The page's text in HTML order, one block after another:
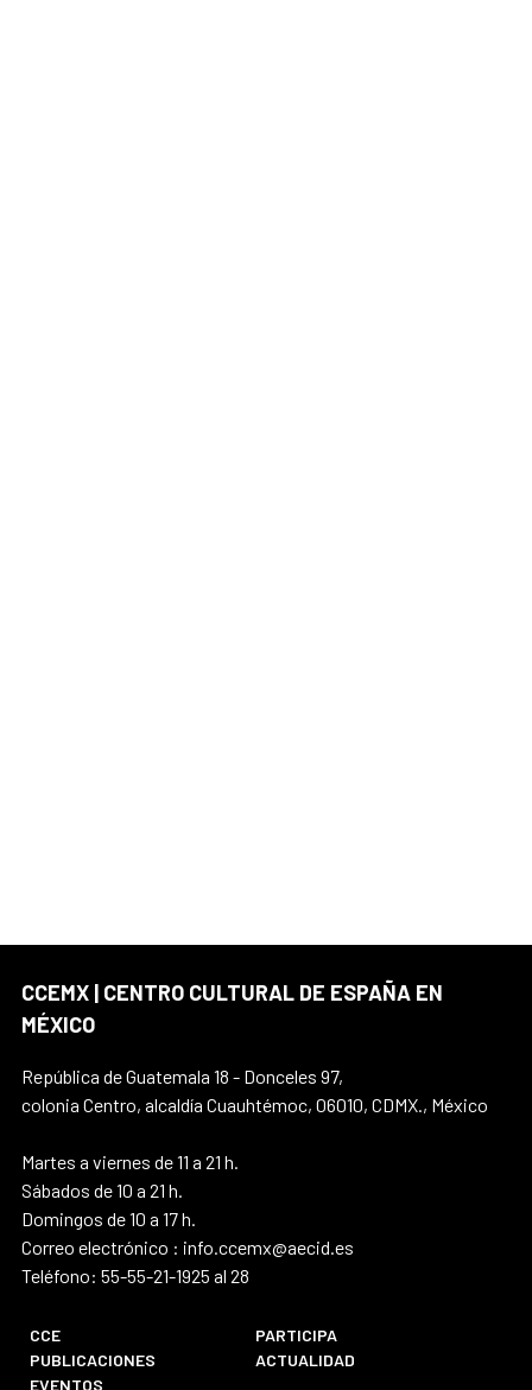
CCEMX | CENTRO CULTURAL DE ESPAÑA EN
MÉXICO
República de Guatemala 18 - Donceles 97,
colonia Centro, alcaldía Cuauhtémoc, 06010, CDMX., México
Martes a viernes de 11 a 21 h.
Sábados de 10 a 21 h.
Domingos de 10 a 17 h.
Correo electrónico : info.ccemx@aecid.es
Teléfono: 55-55-21-1925 al 28
CCE
PARTICIPA
PUBLICACIONES
ACTUALIDAD
EVENTOS